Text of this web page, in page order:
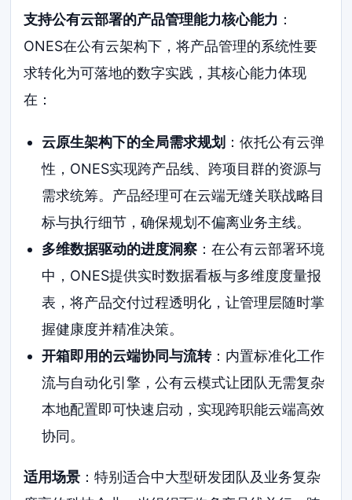
支持公有云部署的产品管理能力核心能力 ：
ONES在公有云架构下，将产品管理的系统性要
求转化为可落地的数字实践，其核心能力体现
在：
云原生架构下的全局需求规划 ：依托公有云弹
性，ONES实现跨产品线、跨项目群的资源与
需求统筹。产品经理可在云端无缝关联战略目
标与执行细节，确保规划不偏离业务主线。
多维数据驱动的进度洞察：在公有云部署环境
中，ONES提供实时数据看板与多维度度量报
表，将产品交付过程透明化，让管理层随时掌
握健康度并精准决策。
开箱即用的云端协同与流转：内置标准化工作
流与自动化引擎，公有云模式让团队无需复杂
本地配置即可快速启动，实现跨职能云端高效
协同。
适用场景 ：特别适合中大型研发团队及业务复杂